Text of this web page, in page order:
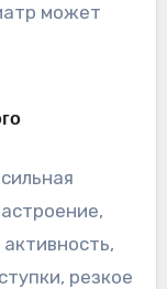
может
сильная
резкое